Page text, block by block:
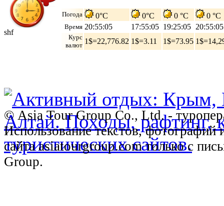
Погода 0°C 0°C 0 °C 0 °C
Время 20:55:06 17:55:06 19:25:06 20:55:06
Курс
валют 1$=22,776.82 1$=3.11 1$=73.95
shf
© Asia Tour Group Co., Ltd. -
Использование текстов,
сайта asiatourgroup.com только с
Group.